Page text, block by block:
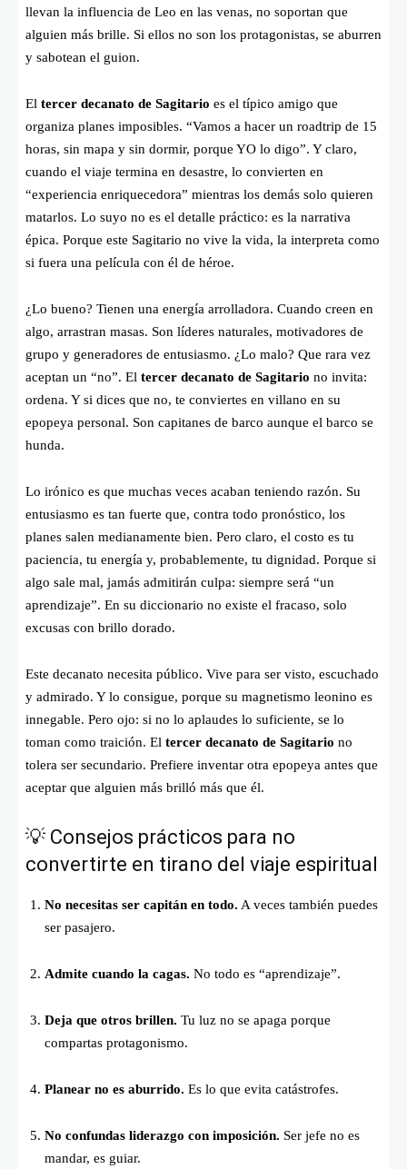
llevan la influencia de Leo en las venas, no soportan que
alguien más brille. Si ellos no son los protagonistas, se aburren
y sabotean el guion.
El tercer decanato de Sagitario es el típico amigo que
organiza planes imposibles. “Vamos a hacer un roadtrip de 15
horas, sin mapa y sin dormir, porque YO lo digo”. Y claro,
cuando el viaje termina en desastre, lo convierten en
“experiencia enriquecedora” mientras los demás solo quieren
matarlos. Lo suyo no es el detalle práctico: es la narrativa
épica. Porque este Sagitario no vive la vida, la interpreta como
si fuera una película con él de héroe.
¿Lo bueno? Tienen una energía arrolladora. Cuando creen en
algo, arrastran masas. Son líderes naturales, motivadores de
grupo y generadores de entusiasmo. ¿Lo malo? Que rara vez
aceptan un “no”. El tercer decanato de Sagitario no invita:
ordena. Y si dices que no, te conviertes en villano en su
epopeya personal. Son capitanes de barco aunque el barco se
hunda.
Lo irónico es que muchas veces acaban teniendo razón. Su
entusiasmo es tan fuerte que, contra todo pronóstico, los
planes salen medianamente bien. Pero claro, el costo es tu
paciencia, tu energía y, probablemente, tu dignidad. Porque si
algo sale mal, jamás admitirán culpa: siempre será “un
aprendizaje”. En su diccionario no existe el fracaso, solo
excusas con brillo dorado.
Este decanato necesita público. Vive para ser visto, escuchado
y admirado. Y lo consigue, porque su magnetismo leonino es
innegable. Pero ojo: si no lo aplaudes lo suficiente, se lo
toman como traición. El tercer decanato de Sagitario no
tolera ser secundario. Prefiere inventar otra epopeya antes que
aceptar que alguien más brilló más que él.
💡 Consejos prácticos para no
convertirte en tirano del viaje espiritual
No necesitas ser capitán en todo. A veces también puedes
ser pasajero.
Admite cuando la cagas. No todo es “aprendizaje”.
Deja que otros brillen. Tu luz no se apaga porque
compartas protagonismo.
Planear no es aburrido. Es lo que evita catástrofes.
No confundas liderazgo con imposición. Ser jefe no es
mandar, es guiar.